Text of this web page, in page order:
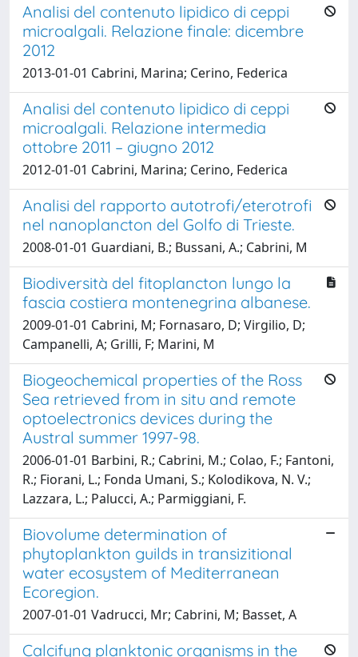
Analisi del contenuto lipidico di ceppi
microalgali. Relazione finale: dicembre
2012
2013-01-01 Cabrini, Marina; Cerino, Federica
Analisi del contenuto lipidico di ceppi
microalgali. Relazione intermedia
ottobre 2011 – giugno 2012
2012-01-01 Cabrini, Marina; Cerino, Federica
Analisi del rapporto autotrofi/eterotrofi
nel nanoplancton del Golfo di Trieste.
2008-01-01 Guardiani, B.; Bussani, A.; Cabrini, M
Biodiversità del fitoplancton lungo la
fascia costiera montenegrina albanese.
2009-01-01 Cabrini, M; Fornasaro, D; Virgilio, D;
Campanelli, A; Grilli, F; Marini, M
Biogeochemical properties of the Ross
Sea retrieved from in situ and remote
optoelectronics devices during the
Austral summer 1997-98.
2006-01-01 Barbini, R.; Cabrini, M.; Colao, F.; Fantoni,
R.; Fiorani, L.; Fonda Umani, S.; Kolodikova, N. V.;
Lazzara, L.; Palucci, A.; Parmiggiani, F.
Biovolume determination of
phytoplankton guilds in transizitional
water ecosystem of Mediterranean
Ecoregion.
2007-01-01 Vadrucci, Mr; Cabrini, M; Basset, A
Calcifyng planktonic organisms in the